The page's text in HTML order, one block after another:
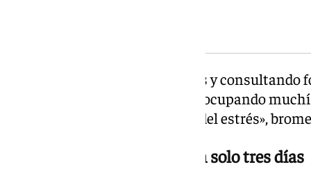
«He aprendido viendo tutoriales y
duros porque este hobby acabó ocupando
vez que iba a perder el flequillo del estrés»,
Más de 10.000 descargas en solo tres días